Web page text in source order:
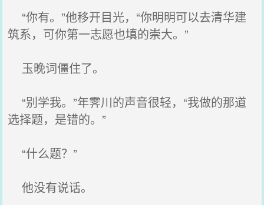
“你有。”他移开目光，“你明明可以去清华建
筑系，可你第一志愿也填的崇大。”
玉晚词僵住了。
“别学我。”年霁川的声音很轻，“我做的那道
选择题，是错的。”
“什么题？”
他没有说话。